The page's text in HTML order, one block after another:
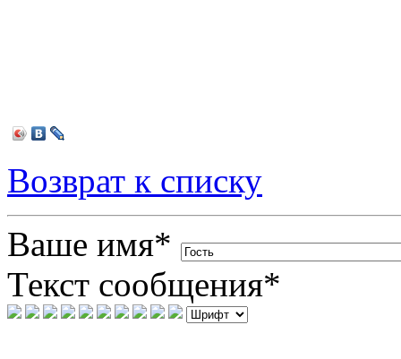
Возврат к списку
Ваше имя*
Текст сообщения*